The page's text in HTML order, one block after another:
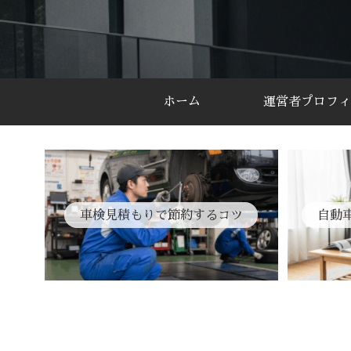
ホーム 運営者プロフ
車検見積もりで節約するコツ 自動